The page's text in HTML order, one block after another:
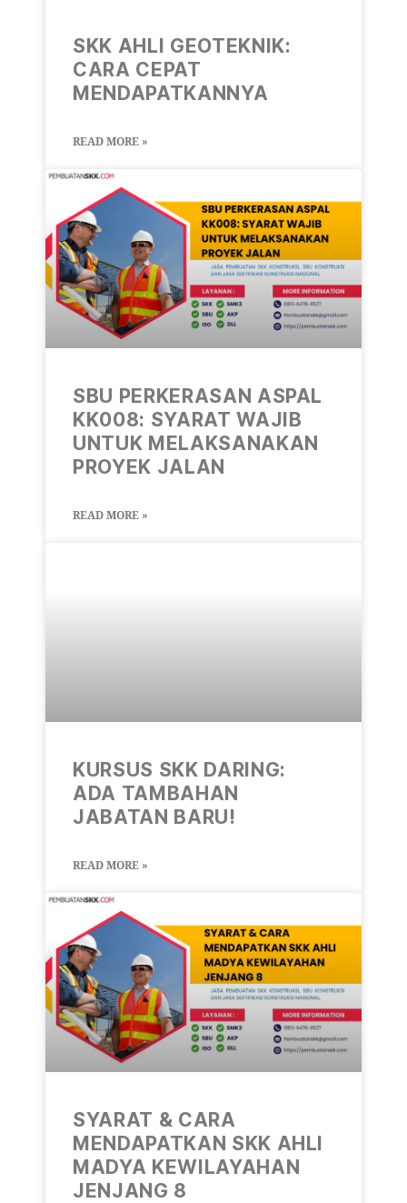
SKK AHLI GEOTEKNIK:
CARA CEPAT
MENDAPATKANNYA
READ MORE »
SBU PERKERASAN ASPAL
KK008: SYARAT WAJIB
UNTUK MELAKSANAKAN
PROYEK JALAN
READ MORE »
KURSUS SKK DARING:
ADA TAMBAHAN
JABATAN BARU!
READ MORE »
SYARAT & CARA
MENDAPATKAN SKK AHLI
MADYA KEWILAYAHAN
JENJANG 8